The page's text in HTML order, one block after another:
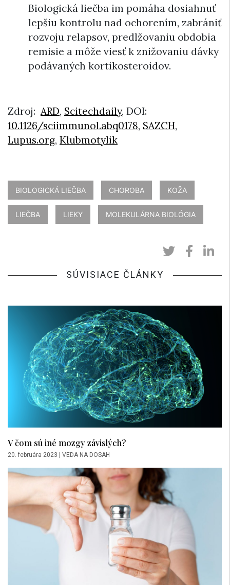
Biologická liečba im pomáha dosiahnuť
lepšiu kontrolu nad ochorením, zabrániť
rozvoju relapsov, predlžovaniu obdobia
remisie a môže viesť k znižovaniu dávky
podávaných kortikosteroidov.
Zdroj: ARD, Scitechdaily, DOI:
10.1126/sciimmunol.abq0178, SAZCH,
Lupus.org, Klubmotylik
BIOLOGICKÁ LIEČBA CHOROBA KOŽA
LIEČBA LIEKY MOLEKULÁRNA BIOLÓGIA
SÚVISIACE ČLÁNKY
V čom sú iné mozgy závislých?
20. februára 2023 | VEDA NA DOSAH